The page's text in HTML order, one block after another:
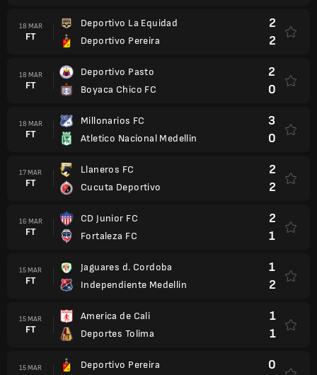
18 MAR
FT
Deportivo La Equidad
Deportivo Pereira
2
2
18 MAR
FT
Deportivo Pasto
Boyaca Chico FC
2
0
18 MAR
FT
Millonarios FC
Atletico Nacional Medellin
3
0
17 MAR
FT
Llaneros FC
Cucuta Deportivo
2
2
16 MAR
FT
CD Junior FC
Fortaleza FC
2
1
15 MAR
FT
Jaguares d. Cordoba
Independiente Medellin
1
2
15 MAR
FT
America de Cali
Deportes Tolima
1
1
15 MAR
Deportivo Pereira
0